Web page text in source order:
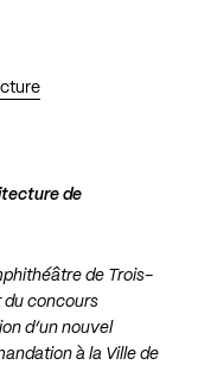
de
de Trois-
du concours
d’un nouvel
à la Ville de